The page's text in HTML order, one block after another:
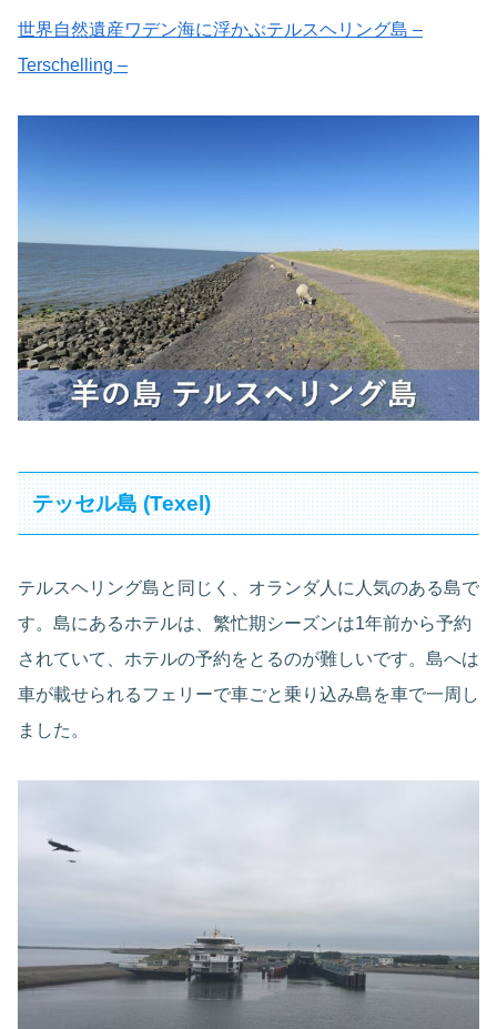
世界自然遺産ワデン海に浮かぶテルスヘリング島 –
Terschelling –
テッセル島 (Texel)
テルスヘリング島と同じく、オランダ人に人気のある島で
す。島にあるホテルは、繁忙期シーズンは1年前から予約
されていて、ホテルの予約をとるのが難しいです。島へは
車が載せられるフェリーで車ごと乗り込み島を車で一周し
ました。